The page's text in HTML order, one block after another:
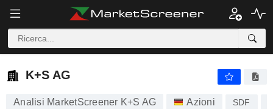
K+S AG
K+S AG
Analisi MarketScreener K+S AG Azioni SDF